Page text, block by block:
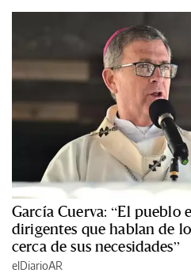
García Cuerva: “El pueblo
dirigentes que hablan de
cerca de sus necesidades”
elDiarioAR